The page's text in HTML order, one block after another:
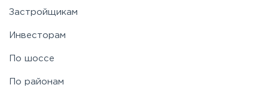
Застройщикам
Инвесторам
По шоссе
По районам